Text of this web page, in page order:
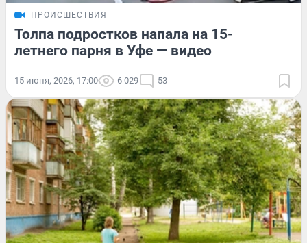
ПРОИСШЕСТВИЯ
Толпа подростков напала на 15-
летнего парня в Уфе — видео
15 июня, 2026, 17:00 6 029 53